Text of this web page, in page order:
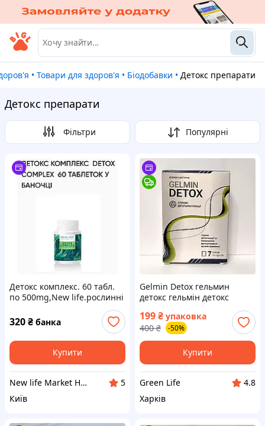
• Товари для здоров'я • Біодобавки • Детокс препарати
Детокс препарати
Фільтри Популярні
Детокс комплекс. 60 табл.
по 500mg,New life.рослинні
токсин,очищає кров,лімфу.
320₴ банка
Купити
New life Market Health
5
Київ
Gelmin Detox гельмин
детокс гельмін детокс
препарат від паразитів та
токсичних речовин 7 саше
199₴ упаковка
400 ₴ -50%
Купити
Green Life
4.8
Харків